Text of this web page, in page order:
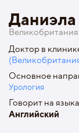
Доктор в
Основное
Урология
Говорит на
Английский